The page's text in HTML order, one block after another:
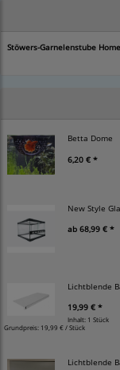
Stöwers-Garnelenstube
Betta Dome
6,20 € *
New Style
ab 68,99 € *
Lichtblende
19,99 € *
Inhalt: 1 Stück
Grundpreis: 19,99 € / Stück
Lichtblende